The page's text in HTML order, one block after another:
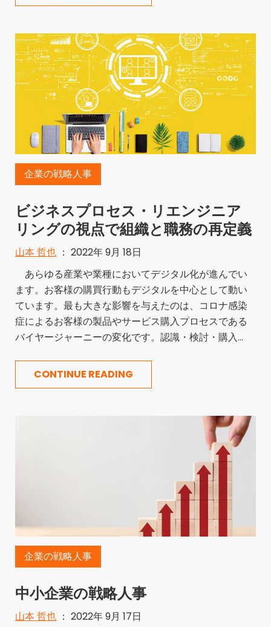
企業の戦略人事
ビジネスプロセス・リエンジニア
リングの視点で組織と職務の再定義
山本 哲也 ： 2022年 9月 18日
あらゆる産業や業種においてデジタル化が進んでい
ます。お客様の購買行動もデジタルを中心として動い
ています。最も大きな影響を与えたのは、コロナ感染
症によるお客様の製品やサービス購入プロセスである
バイヤージャーニーの変化です。認識・検討・購入...
CONTINUE READING
企業の戦略人事
中小企業の戦略人事
山本 哲也 ： 2022年 9月 17日